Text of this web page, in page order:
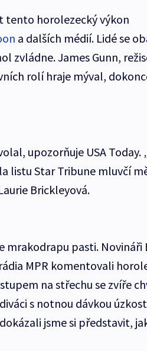
tento horolezecký výkon
a dalších médií. Lidé se
zvládne. James Gunn,
rolí hraje mýval,
upozorňuje USA Today.
listu Star Tribune mluvčí
Brickleyová.
mrakodrapu pasti. Novináři
MPR komentovali
na střechu se zvíře
s notnou dávkou
jsme si představit,